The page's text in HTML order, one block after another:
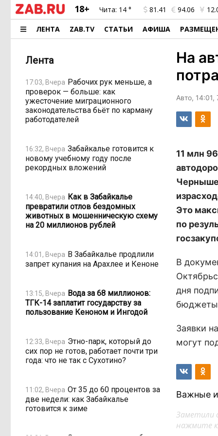
18+ Чита: 14 ° 81.41 94.06
ЛЕНТА ZAB.TV СТАТЬИ АФИША
Лента
17:03, Вчера Рабочих рук меньше, а
проверок — больше: как
ужесточение миграционного
законодательства бьёт по карману
работодателей
16:32, Вчера Забайкалье готовится к
новому учебному году после
рекордных вложений
14:40, Вчера Как в Забайкалье
превратили отлов бездомных
животных в мошенническую схему
на 20 миллионов рублей
14:01, Вчера В Забайкалье продлили
запрет купания на Арахлее и Кеноне
13:15, Вчера Вода за 68 миллионов:
ТГК-14 заплатит государству за
пользование Кеноном и Ингодой
12:33, Вчера Этно-парк, который до
сих пор не готов, работает почти три
года: что не так с Сухотино?
11:02, Вчера От 35 до 60 процентов за
две недели: как Забайкалье
готовится к зиме
На
Авто, 14:01,
11 млн
Это
по
В
дня
бюджеты
Заявки
могут
Важные
Заметили
нажмите